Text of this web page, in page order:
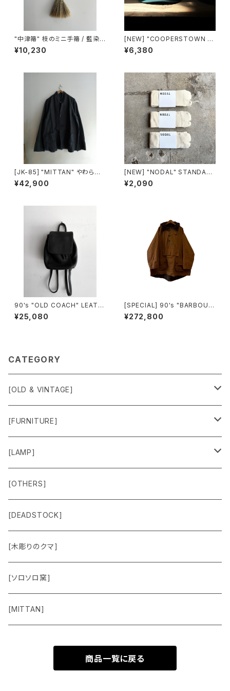
"中津箒" 枝のミニ手箒 / 藍染
め糸 (約53㎝)
¥10,230
[NEW] "COOPERSTOWN B
ALL CAP" 2-tone TWILL C
AP made in USA
¥6,380
[JK-85] "MITTAN" やわらか
大麻JKT (墨×インディゴ)
¥42,900
[NEW] "NODAL" STANDAR
D SOX made in JAPAN
¥2,090
90's "OLD COACH" LEATH
ER SMALL BACKPACK mad
e in USA
¥25,080
[SPECIAL] 90's "BARBOUR
/ LONGSHOREMAN" SMOC
K made in ENGLAND
¥272,800
CATEGORY
[OLD & VINTAGE]
Sweat & Knit
Shirts
Outer
Jacket
Cut＆Sewn
Vest
Pants
[FURNITURE]
Chair
Box
Others
[LAMP]
Lamp
Lamp Parts
[OTHERS]
[DEADSTOCK]
[木彫りのクマ]
[ソロソロ窯]
[MITTAN]
商品一覧に戻る